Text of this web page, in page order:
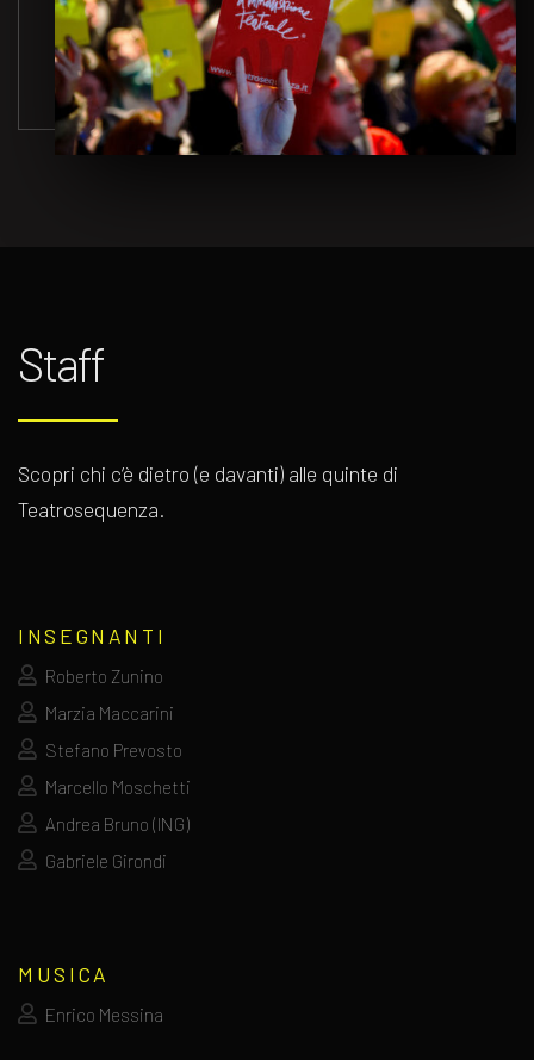
Staff
Scopri chi c’è dietro (e davanti) alle quinte di
Teatrosequenza.
INSEGNANTI
Roberto Zunino
Marzia Maccarini
Stefano Prevosto
Marcello Moschetti
Andrea Bruno (ING)
Gabriele Girondi
MUSICA
Enrico Messina